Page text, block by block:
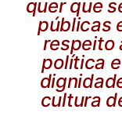
quer que
públicas
respeito
política
cultura